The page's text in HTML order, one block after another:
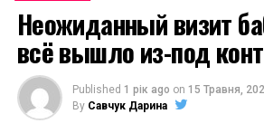
Неожиданный визит
всё вышло из-под
Published 1 рік ago on 15 Травня,
By Савчук Дарина